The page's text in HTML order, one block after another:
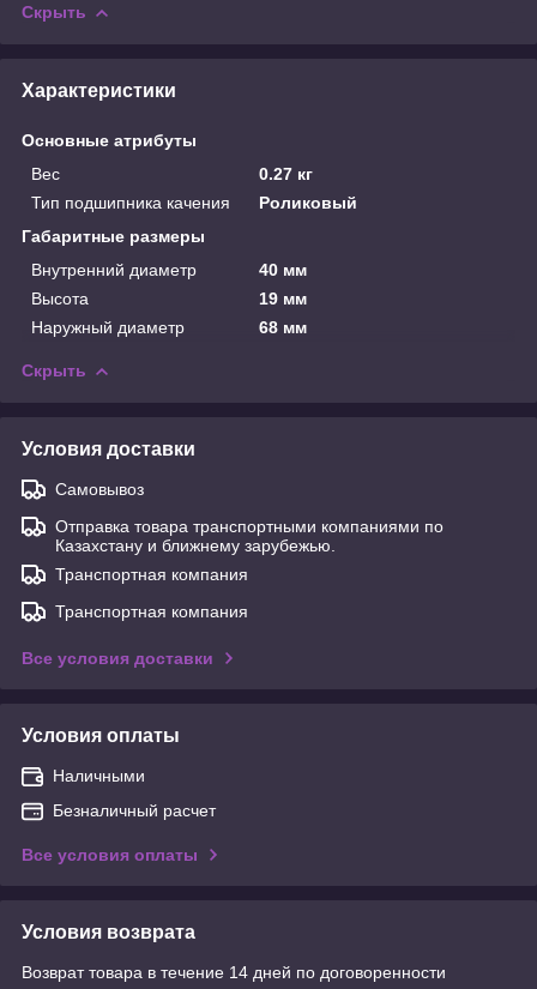
Скрыть
Характеристики
Основные атрибуты
Вес
0.27 кг
Тип подшипника качения
Роликовый
Габаритные размеры
Внутренний диаметр
40 мм
Высота
19 мм
Наружный диаметр
68 мм
Скрыть
Условия доставки
Самовывоз
Отправка товара транспортными компаниями по
Казахстану и ближнему зарубежью.
Транспортная компания
Транспортная компания
Все условия доставки
Условия оплаты
Наличными
Безналичный расчет
Все условия оплаты
Условия возврата
Возврат товара в течение 14 дней по договоренности